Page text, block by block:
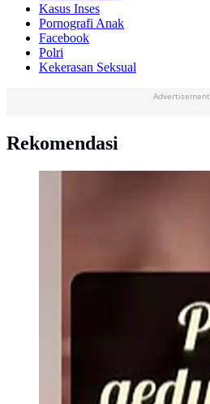
Kasus Inses
Pornografi Anak
Facebook
Polri
Kekerasan Seksual
Advertisement
Rekomendasi